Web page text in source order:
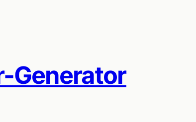
Generator